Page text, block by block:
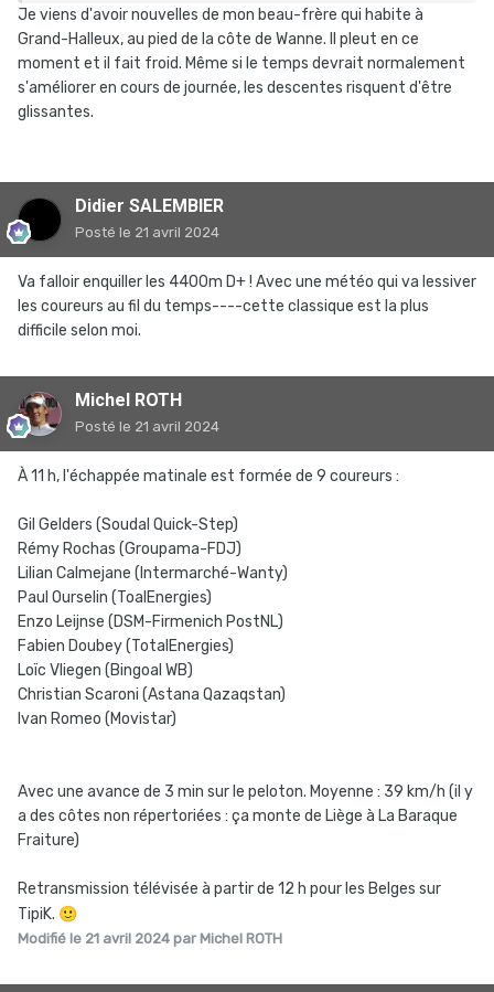
La course va être dure, très dure pour certains à cause de
cette météo pourrie.
Je viens d'avoir nouvelles de mon beau-frère qui habite à
Grand-Halleux, au pied de la côte de Wanne. Il pleut en ce
moment et il fait froid. Même si le temps devrait normalement
s'améliorer en cours de journée, les descentes risquent d'être
glissantes.
Didier SALEMBIER
Posté le 21 avril 2024
Va falloir enquiller les 4400m D+ ! Avec une météo qui va lessiver
les coureurs au fil du temps----cette classique est la plus
difficile selon moi.
Michel ROTH
Posté le 21 avril 2024
À 11 h, l'échappée matinale est formée de 9 coureurs :
Gil Gelders (Soudal Quick-Step)
Rémy Rochas (Groupama-FDJ)
Lilian Calmejane (Intermarché-Wanty)
Paul Ourselin (ToalEnergies)
Enzo Leijnse (DSM-Firmenich PostNL)
Fabien Doubey (TotalEnergies)
Loïc Vliegen (Bingoal WB)
Christian Scaroni (Astana Qazaqstan)
Ivan Romeo (Movistar)
Avec une avance de 3 min sur le peloton. Moyenne : 39 km/h (il y
a des côtes non répertoriées : ça monte de Liège à La Baraque
Fraiture)
Retransmission télévisée à partir de 12 h pour les Belges sur
TipiK. 🙂
Modifié le 21 avril 2024 par Michel ROTH